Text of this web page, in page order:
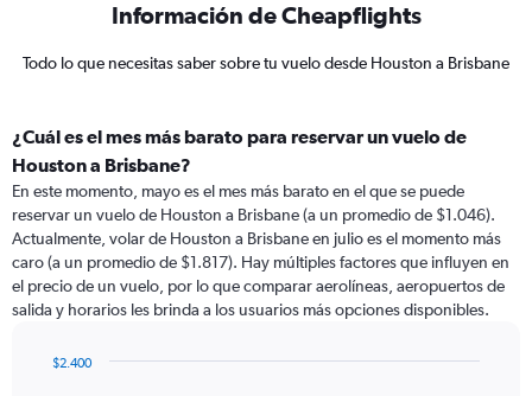
Información de Cheapflights
Todo lo que necesitas saber sobre tu vuelo desde Houston a Brisbane
¿Cuál es el mes más barato para reservar un vuelo de
Houston a Brisbane?
En este momento, mayo es el mes más barato en el que se puede
reservar un vuelo de Houston a Brisbane (a un promedio de $1.046).
Actualmente, volar de Houston a Brisbane en julio es el momento más
caro (a un promedio de $1.817). Hay múltiples factores que influyen en
el precio de un vuelo, por lo que comparar aerolíneas, aeropuertos de
salida y horarios les brinda a los usuarios más opciones disponibles.
$2.400